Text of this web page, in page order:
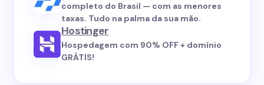
completo do Brasil — com as menores
taxas. Tudo na palma da sua mão.
Hostinger
Hospedagem com 90% OFF + domínio
GRÁTIS!